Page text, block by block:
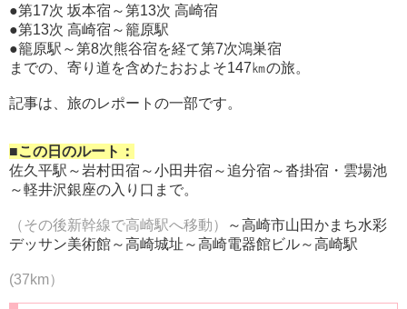
●第17次 坂本宿～第13次 高崎宿
●第13次 高崎宿～籠原駅
●籠原駅～第8次熊谷宿を経て第7次鴻巣宿
までの、寄り道を含めたおおよそ147㎞の旅。
記事は、旅のレポートの一部です。
■この日のルート：
佐久平駅～岩村田宿～小田井宿～追分宿～沓掛宿・雲場池
～軽井沢銀座の入り口まで。
（その後新幹線で高崎駅へ移動）
～高崎市山田かまち水彩
デッサン美術館～高崎城址～高崎電器館ビル～高崎駅
(37km）